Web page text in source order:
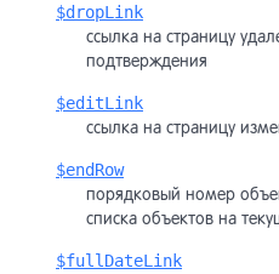
$dropLink
ссылка на страницу
подтверждения
$editLink
ссылка на страницу
$endRow
порядковый номер
списка объектов на
$fullDateLink